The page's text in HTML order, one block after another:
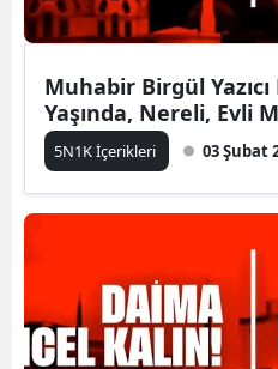
Muhabir Birgül
Yaşında, Nereli, Evli
5N1K İçerikleri 03 Şubat